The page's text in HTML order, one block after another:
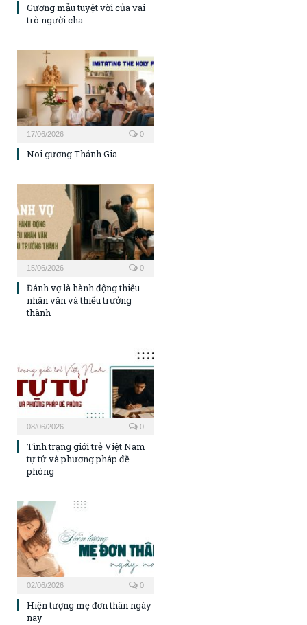
Gương mẫu tuyệt vời của vai
trò người cha
17/06/2026 0
Noi gương Thánh Gia
15/06/2026 0
Đánh vợ là hành động thiếu
nhân văn và thiếu trưởng
thành
08/06/2026 0
Tình trạng giới trẻ Việt Nam
tự tử và phương pháp đề
phòng
02/06/2026 0
Hiện tượng mẹ đơn thân ngày
nay